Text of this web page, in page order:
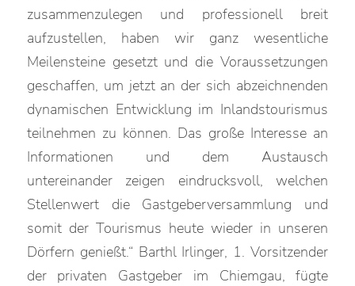
zusammenzulegen und professionell breit
aufzustellen, haben wir ganz wesentliche
Meilensteine gesetzt und die Voraussetzungen
geschaffen, um jetzt an der sich abzeichnenden
dynamischen Entwicklung im Inlandstourismus
teilnehmen zu können. Das große Interesse an
Informationen und dem Austausch
untereinander zeigen eindrucksvoll, welchen
Stellenwert die Gastgeberversammlung und
somit der Tourismus heute wieder in unseren
Dörfern genießt.“ Barthl Irlinger, 1. Vorsitzender
der privaten Gastgeber im Chiemgau, fügte